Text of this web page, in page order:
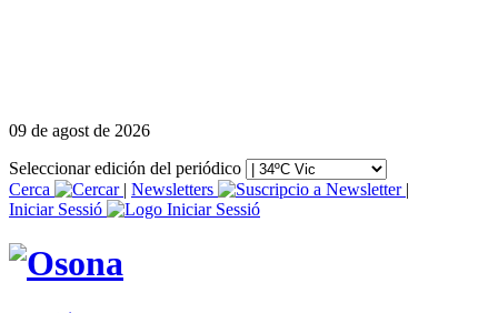
09 de agost de 2026
Seleccionar edición del periódico
Cerca
| Newsletters
|
Iniciar Sessió